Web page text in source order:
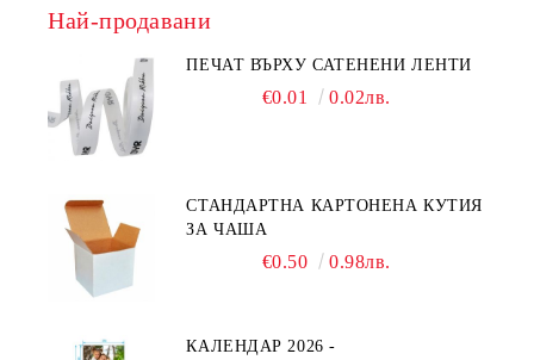
Най-продавани
ПЕЧАТ ВЪРХУ САТЕНЕНИ ЛЕНТИ
€0.01 0.02лв.
СТАНДАРТНА КАРТОНЕНА КУТИЯ
ЗА ЧАША
€0.50 0.98лв.
КАЛЕНДАР 2026 -